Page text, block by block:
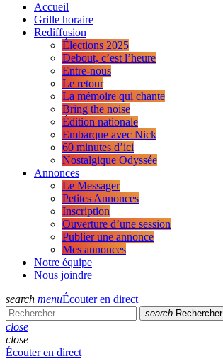
Accueil
Grille horaire
Rediffusion
Élections 2025
Debout, c’est l’heure
Entre-nous
Le retour
La mémoire qui chante
Bring the noise
Édition nationale
Embarque avec Nick
60 minutes d’ici
Nostalgique Odyssée
Annonces
Le Messager
Petites Annonces
Inscription
Ouverture d’une session
Publier une annonce
Mes annonces
Notre équipe
Nous joindre
search menuÉcouter en direct
search Rechercher
close
close
Écouter en direct